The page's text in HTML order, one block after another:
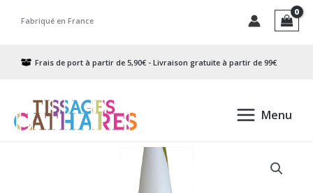
Fabriqué en France
Frais de port à partir de 5,90€ - Livraison gratuite à partir de 99€
Menu